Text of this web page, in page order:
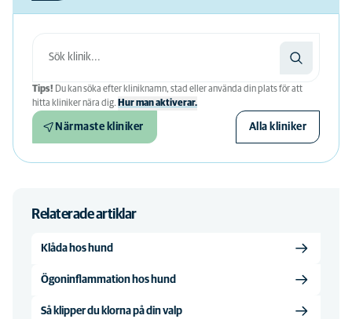
Tips! Du kan söka efter kliniknamn, stad eller använda din plats för att
hitta kliniker nära dig. Hur man aktiverar.
Närmaste kliniker Alla kliniker
Relaterade artiklar
Klåda hos hund
Ögoninflammation hos hund
Så klipper du klorna på din valp